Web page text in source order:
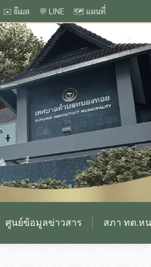
นรับสู่เว็บไซต์ สำนักงานเทศบาลตำบลหนองหอ
✉️ อีเมล 💬 LINE 🗺️ แผนที่
ศูนย์ข้อมูลข่าวสาร สภา ทต.ห